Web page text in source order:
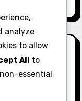
analyze
to allow
All to
essential